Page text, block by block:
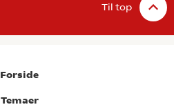
Til top
Forside
Temaer